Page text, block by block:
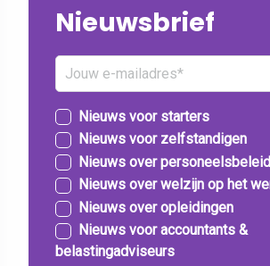
Nieuwsbrief
Nieuws voor starters
Nieuws voor zelfstandigen
Nieuws over personeelsbeleid
Nieuws over welzijn op het
Nieuws over opleidingen
Nieuws voor accountants &
belastingadviseurs